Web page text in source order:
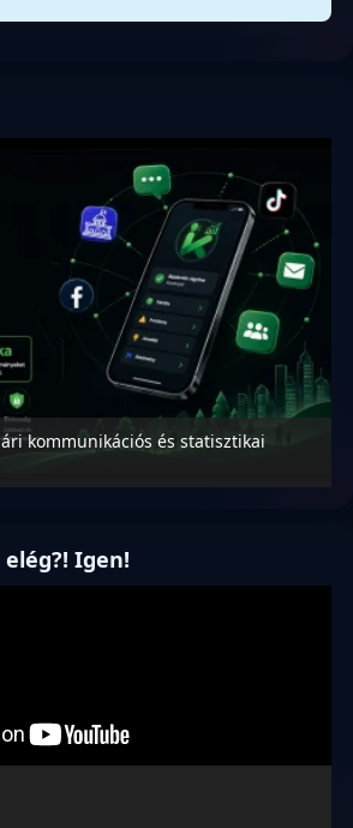
kommunikációs és statisztikai
Igen!